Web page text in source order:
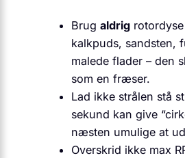
Brug aldrig
kalkpuds, sandsten,
malede flader – den
som en fræser.
Lad ikke strålen stå
sekund kan give
næsten umulige at
Overskrid ikke max